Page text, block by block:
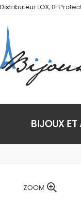
LOX, B-
BIJOUX ET
ZOOM